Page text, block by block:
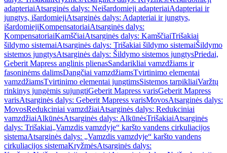
adapteriaiAtsarginės dalys: Neišardomieji adapteriaiAdapteriai ir
jungtys, išardomiejiAtsarginės dalys: Adapteriai ir jungtys,
išardomiejiKompensatoriaiAtsarginės dalys:
KompensatoriaiKamščiaiAtsarginės dalys: KamščiaiTrišakiai
šildymo sistemaiAtsarginės dalys: Trišakiai šildymo sistemaiŠildymo
sistemos jungtysAtsarginės dalys: Šildymo sistemos jungtysPriedai,
Geberit Mapress anglinis plienasSandarikliai vamzdžiams ir
fasoninėms dalimsDangčiai vamzdžiamsTvirtinimo elementai
vamzdžiamsTvirtinimo elementai jungtimsSistemos tarpikliaiVaržtų
rinkinys jungėmis sujungtiGeberit Mapress varisGeberit Mapress
varisAtsarginės dalys: Geberit Mapress varisMovosAtsarginės dalys:
MovosRedukciniai vamzdžiaiAtsarginės dalys: Redukciniai
vamzdžiaiAlkūnėsAtsarginės dalys: AlkūnėsTrišakiaiAtsarginės
dalys: Trišakiai„Vamzdis vamzdyje“ karšto vandens cirkuliacijos
sistemaAtsarginės dalys: „Vamzdis vamzdyje“ karšto vandens
cirkuliacijos sistemaKryžmėsAtsarginės dalys: